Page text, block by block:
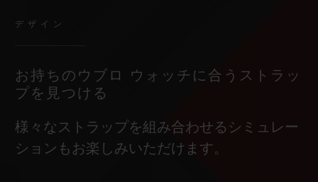
デザイン
お持ちのウブロ ウォッチに合うストラッ
プを見つける
様々なストラップを組み合わせるシミュレー
ションもお楽しみいただけます。